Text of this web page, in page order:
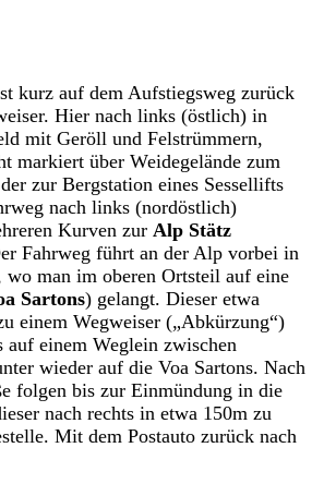
kurz auf dem Aufstiegsweg zurück
Hier nach links (östlich) in
mit Geröll und Felstrümmern,
markiert über Weidegelände zum
zur Bergstation eines Sessellifts
nach links (nordöstlich)
Kurven zur Alp Stätz
Fahrweg führt an der Alp vorbei in
wo man im oberen Ortsteil auf eine
Sartons) gelangt. Dieser etwa
einem Wegweiser („Abkürzung“)
einem Weglein zwischen
wieder auf die Voa Sartons. Nach
folgen bis zur Einmündung in die
nach rechts in etwa 150m zu
Mit dem Postauto zurück nach